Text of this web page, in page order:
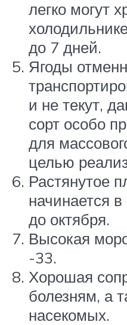
легко могут
до 7 дней.
Ягоды
и не текут,
сорт особо
для
целью
Растянутое
начинается
до октября.
Высокая
-33.
Хорошая
болезням, а
насекомых.